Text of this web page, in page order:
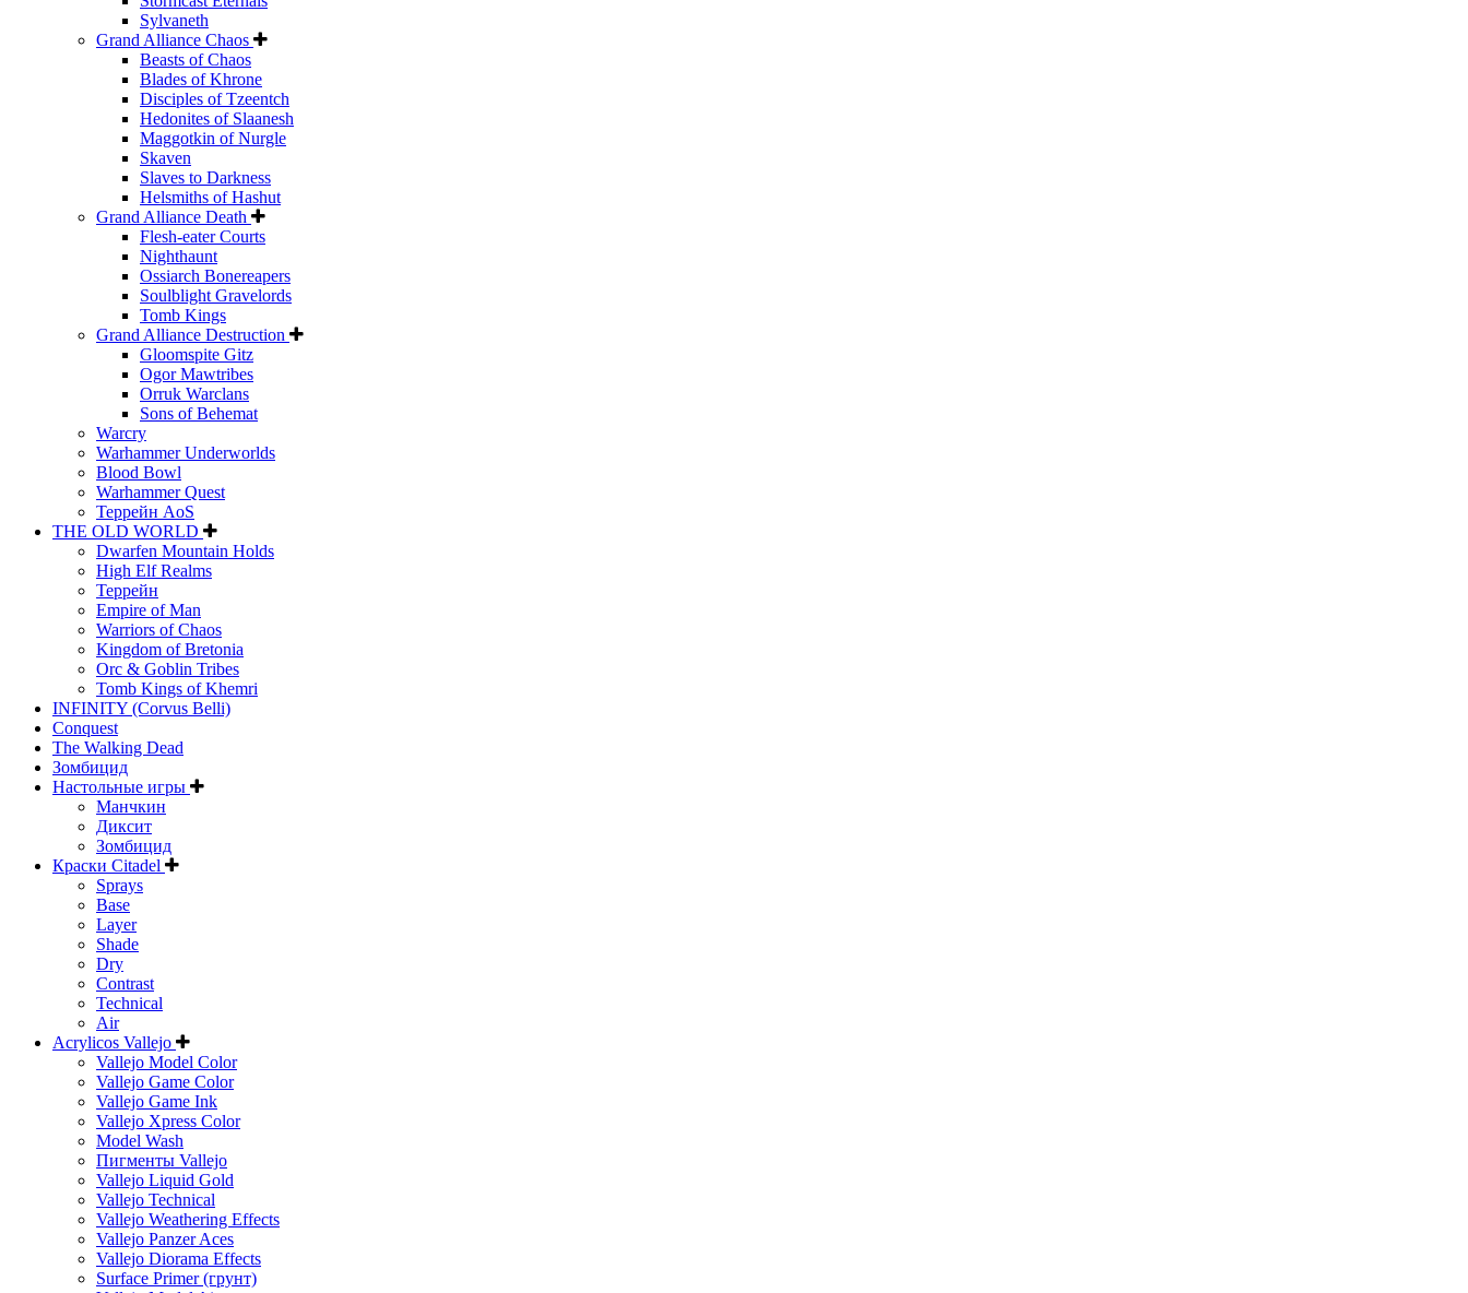
Sylvaneth
Grand Alliance Chaos
Beasts of Chaos
Blades of Khrone
Disciples of Tzeentch
Hedonites of Slaanesh
Maggotkin of Nurgle
Skaven
Slaves to Darkness
Helsmiths of Hashut
Grand Alliance Death
Flesh-eater Courts
Nighthaunt
Ossiarch Bonereapers
Soulblight Gravelords
Tomb Kings
Grand Alliance Destruction
Gloomspite Gitz
Ogor Mawtribes
Orruk Warclans
Sons of Behemat
Warcry
Warhammer Underworlds
Blood Bowl
Warhammer Quest
Террейн AoS
THE OLD WORLD
Dwarfen Mountain Holds
High Elf Realms
Террейн
Empire of Man
Warriors of Chaos
Kingdom of Bretonia
Orc & Goblin Tribes
Tomb Kings of Khemri
INFINITY (Corvus Belli)
Conquest
The Walking Dead
Зомбицид
Настольные игры
Манчкин
Диксит
Зомбицид
Краски Citadel
Sprays
Base
Layer
Shade
Dry
Contrast
Technical
Air
Acrylicos Vallejo
Vallejo Model Color
Vallejo Game Color
Vallejo Game Ink
Vallejo Xpress Color
Model Wash
Пигменты Vallejo
Vallejo Liquid Gold
Vallejo Technical
Vallejo Weathering Effects
Vallejo Panzer Aces
Vallejo Diorama Effects
Surface Primer (грунт)